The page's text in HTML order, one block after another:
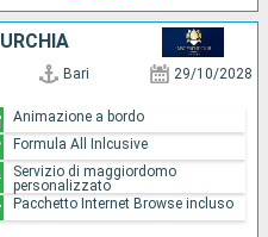
Bari 29/10/2028
Animazione a bordo
Formula All Inlcusive
Servizio di maggiordomo
personalizzato
Pacchetto Internet Browse incluso